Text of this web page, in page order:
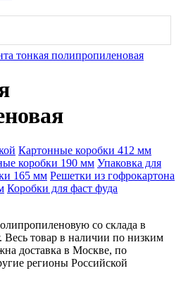
тонкая полипропиленовая
Картонные коробки 412 мм
коробки 190 мм Упаковка для
165 мм Решетки из гофрокартона
Коробки для фаст фуда
со склада в
товар в наличии по низким
доставка в Москве, по
регионы Российской